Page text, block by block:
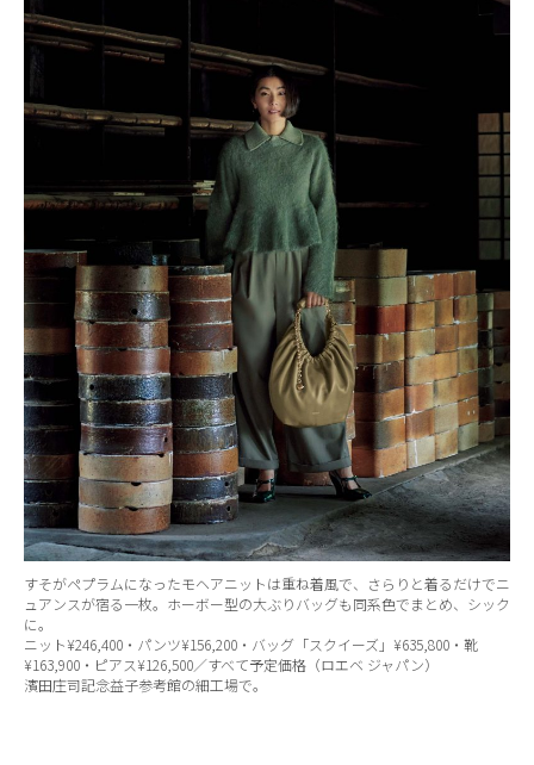
すそがペプラムになったモヘアニットは重ね着風で、さらりと着るだけでニ
ュアンスが宿る一枚。ホーボー型の大ぶりバッグも同系色でまとめ、シック
に。
ニット¥246,400・パンツ¥156,200・バッグ「スクイーズ」¥635,800・靴
¥163,900・ピアス¥126,500／すべて予定価格（ロエベ ジャパン）
濱田庄司記念益子参考館の細工場で。